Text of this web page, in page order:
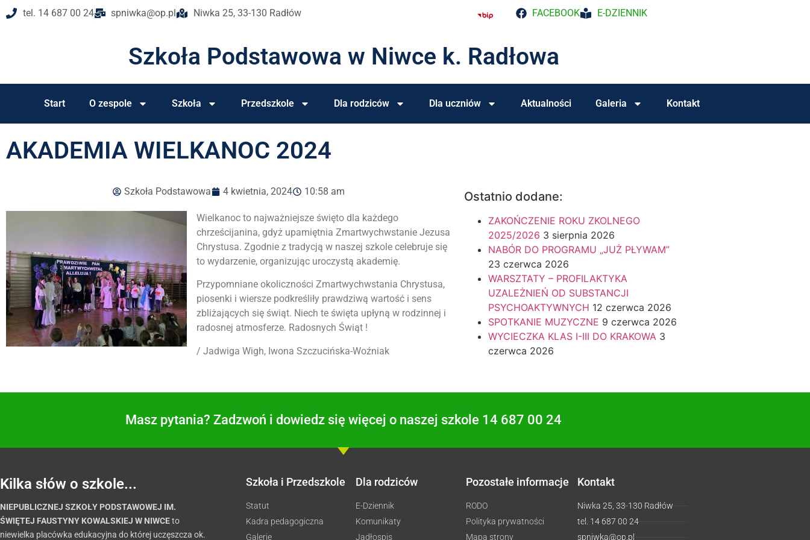
tel. 14 687 00 24 spniwka@op.pl Niwka 25, 33-130 Radłów FACEBOOK E-DZIENNIK
Szkoła Podstawowa w Niwce k. Radłowa
Start O zespole Szkoła Przedszkole Dla rodziców Dla uczniów Aktualności Galeria Kontakt
AKADEMIA WIELKANOC 2024
Szkoła Podstawowa 4 kwietnia, 2024 10:58 am
Wielkanoc to najważniejsze święto dla każdego
chrześcijanina, gdyż upamiętnia Zmartwychwstanie Jezusa
Chrystusa. Zgodnie z tradycją w naszej szkole celebruje się
to wydarzenie, organizując uroczystą akademię.
Przypomniane okoliczności Zmartwychwstania Chrystusa,
piosenki i wiersze podkreśliły prawdziwą wartość i sens
zbliżających się świąt. Niech te święta upłyną w rodzinnej i
radosnej atmosferze. Radosnych Świąt !
/ Jadwiga Wigh, Iwona Szczucińska-Woźniak
Ostatnio dodane:
ZAKOŃCZENIE ROKU ZKOLNEGO
2025/2026 3 sierpnia 2026
NABÓR DO PROGRAMU „JUŻ PŁYWAM”
23 czerwca 2026
WARSZTATY – PROFILAKTYKA
UZALEŻNIEŃ OD SUBSTANCJI
PSYCHOAKTYWNYCH 12 czerwca 2026
SPOTKANIE MUZYCZNE 9 czerwca 2026
WYCIECZKA KLAS I-III DO KRAKOWA 3
czerwca 2026
Masz pytania? Zadzwoń i dowiedz się więcej o naszej szkole 14 687 00 24
Kilka słów o szkole...
NIEPUBLICZNEJ SZKOŁY PODSTAWOWEJ IM.
ŚWIĘTEJ FAUSTYNY KOWALSKIEJ W NIWCEto
niewielka placówka edukacyjna do której uczęszcza ok.
Szkoła i Przedszkole
Statut
Kadra pedagogiczna
Galerie
Dla rodziców
E-Dziennik
Komunikaty
Jadłospis
Pozostałe informacje
RODO
Polityka prywatności
Mapa strony
Kontakt
Niwka 25, 33-130 Radłów
tel. 14 687 00 24
spniwka@op.pl